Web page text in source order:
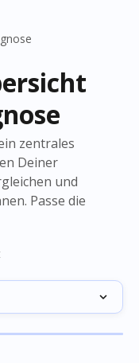
zentrales
Deiner
und
Passe die